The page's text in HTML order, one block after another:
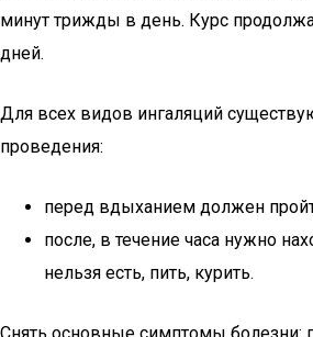
минут трижды в день. Курс
дней.
Для всех видов ингаляций
проведения:
перед вдыханием должен
после, в течение часа нужно
нельзя есть, пить, курить.